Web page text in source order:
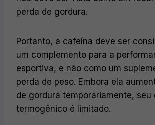
perda de gordura.
Portanto, a cafeína deve ser
um complemento para a
esportiva, e não como um
perda de peso. Embora ela
de gordura temporariamente, seu
termogênico é limitado.